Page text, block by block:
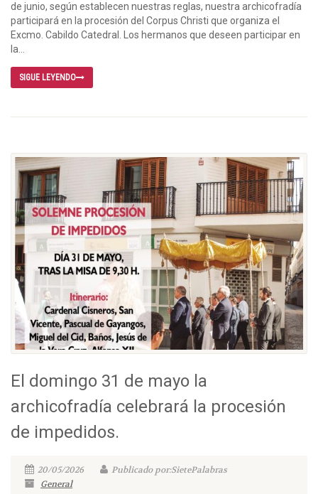
de junio, según establecen nuestras reglas, nuestra archicofradía
participará en la procesión del Corpus Christi que organiza el
Excmo. Cabildo Catedral. Los hermanos que deseen participar en
la...
SIGUE LEYENDO
El domingo 31 de mayo la
archicofradía celebrará la procesión
de impedidos.
20/05/2026
Publicado por:SietePalabras
General